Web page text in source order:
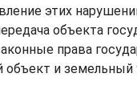
этих
объекта
права
и земельный